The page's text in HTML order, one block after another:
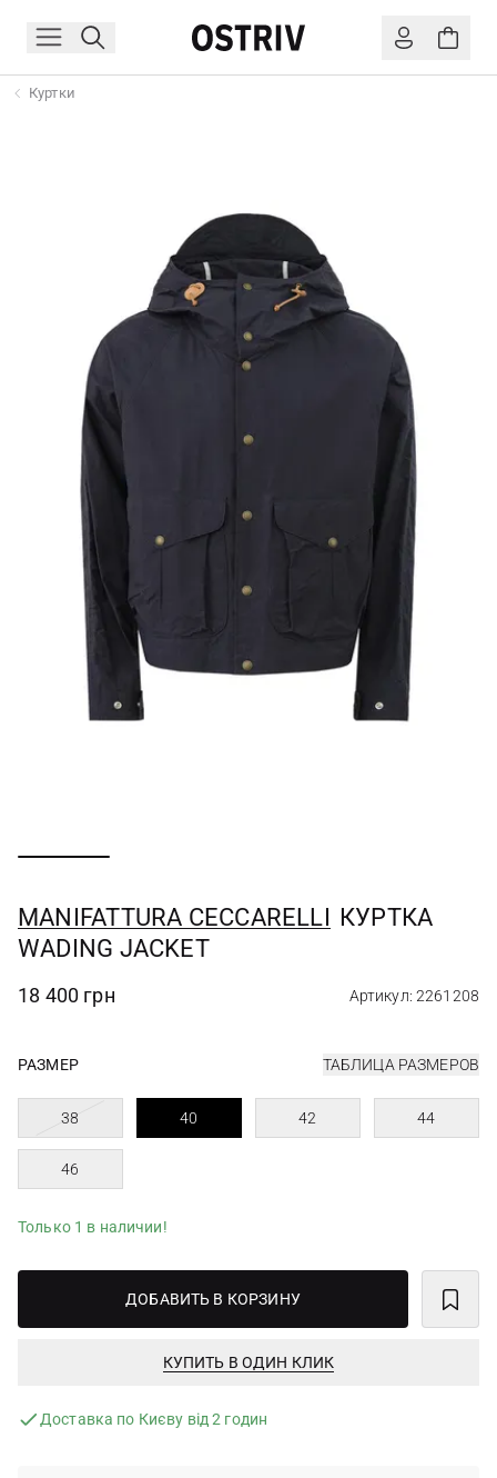
Куртки
MANIFATTURA CECCARELLI КУРТКА
WADING JACKET
18 400 грн Артикул: 2261208
РАЗМЕР ТАБЛИЦА РАЗМЕРОВ
38 40 42 44
46
Только 1 в наличии!
ДОБАВИТЬ В КОРЗИНУ
КУПИТЬ В ОДИН КЛИК
Доставка по Києву від 2 годин